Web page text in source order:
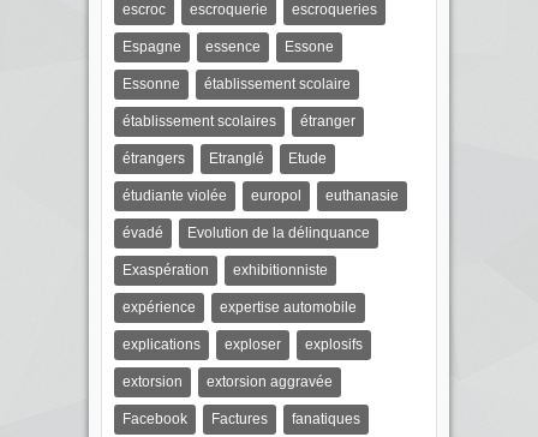
escroc escroquerie escroqueries
Espagne essence Essone
Essonne établissement scolaire
établissement scolaires étranger
étrangers Etranglé Etude
étudiante violée europol euthanasie
évadé Evolution de la délinquance
Exaspération exhibitionniste
expérience expertise automobile
explications exploser explosifs
extorsion extorsion aggravée
Facebook Factures fanatiques